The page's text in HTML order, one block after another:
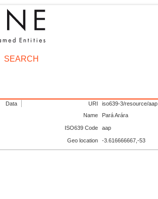
SEARCH
Data URI
iso639-3/resource/aap
Name
Pará Arára
ISO639 Code aap
Geo location -3.616666667,-53